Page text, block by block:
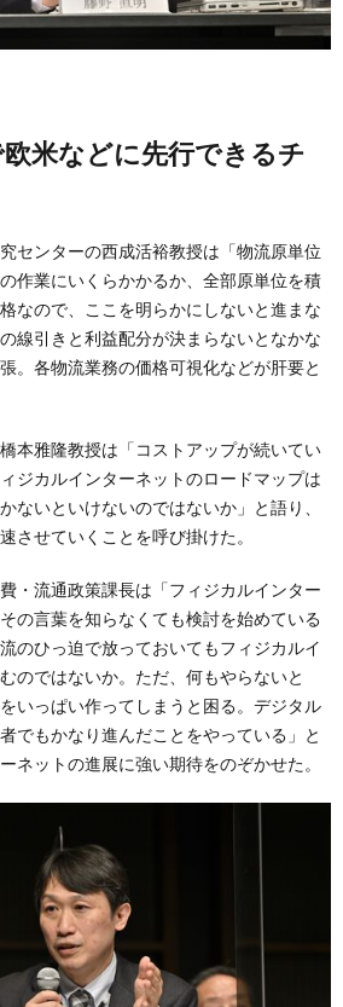
センターの西成活裕教授は「物流原単位
作業にいくらかかるか、全部原単位を積
なので、ここを明らかにしないと進まな
線引きと利益配分が決まらないとなかな
。各物流業務の価格可視化などが肝要と
本雅隆教授は「コストアップが続いてい
ジカルインターネットのロードマップは
ないといけないのではないか」と語り、
させていくことを呼び掛けた。
・流通政策課長は「フィジカルインター
の言葉を知らなくても検討を始めている
のひっ迫で放っておいてもフィジカルイ
のではないか。ただ、何もやらないと
いっぱい作ってしまうと困る。デジタル
でもかなり進んだことをやっている」と
ネットの進展に強い期待をのぞかせた。